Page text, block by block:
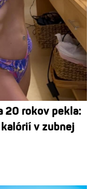
20 rokov pekla:
v zubnej